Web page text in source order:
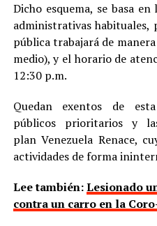
Dicho esquema, se basa
administrativas
pública trabajará de
medio), y el horario de
12:30 p.m.
Quedan exentos de
públicos prioritarios y
plan Venezuela Renace,
actividades de forma
Lee también:Lesionado
contra un carro en la